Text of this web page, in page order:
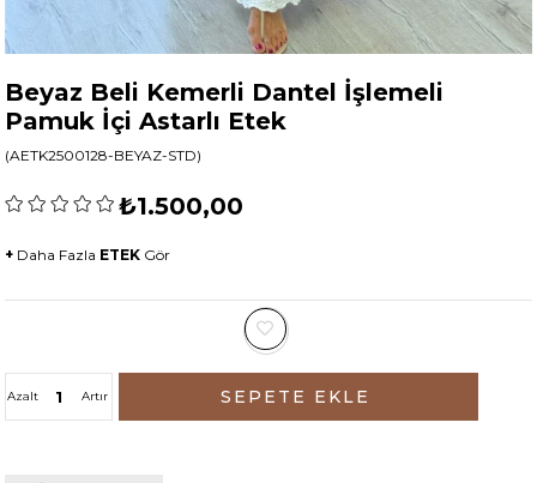
Beyaz Beli Kemerli Dantel İşlemeli
Pamuk İçi Astarlı Etek
(AETK2500128-BEYAZ-STD)
₺1.500,00
+ Daha Fazla ETEK Gör
Artır
Azalt